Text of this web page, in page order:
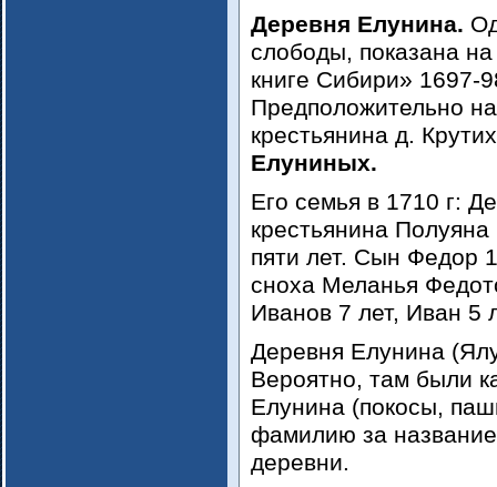
Деревня Елунина.
слободы, показана
книге Сибири» 1697-
Предположительно
крестьянина д.
Елуниных.
Его семья в 1710 г:
крестьянина
пяти лет. Сын Федор
сноха Меланья
Иванов 7 лет, Иван 5
Деревня Елунина
Вероятно, там были
Елунина (покосы,
фамилию за
деревни.